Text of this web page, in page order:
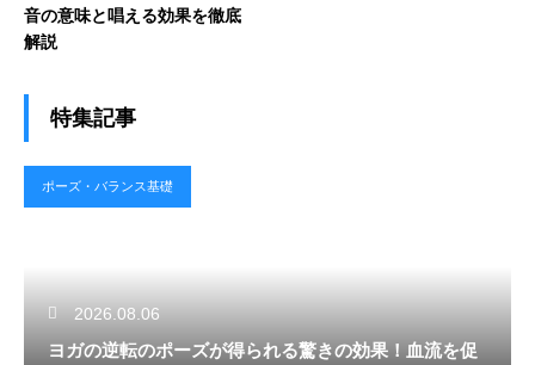
音の意味と唱える効果を徹底
解説
特集記事
ポーズ・バランス基礎
2026.08.06
ヨガの逆転のポーズが得られる驚きの効果！血流を促